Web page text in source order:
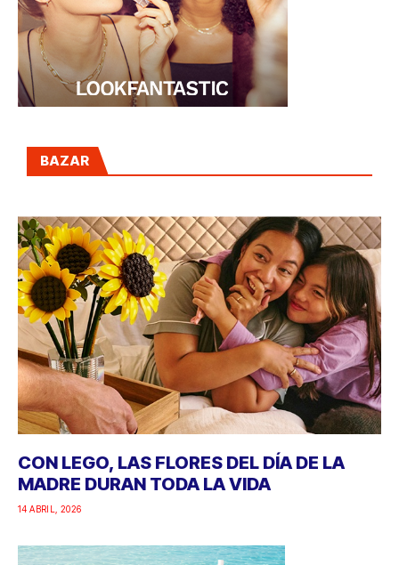
BAZAR
CON LEGO, LAS FLORES DEL DÍA DE LA
MADRE DURAN TODA LA VIDA
14 ABRIL, 2026